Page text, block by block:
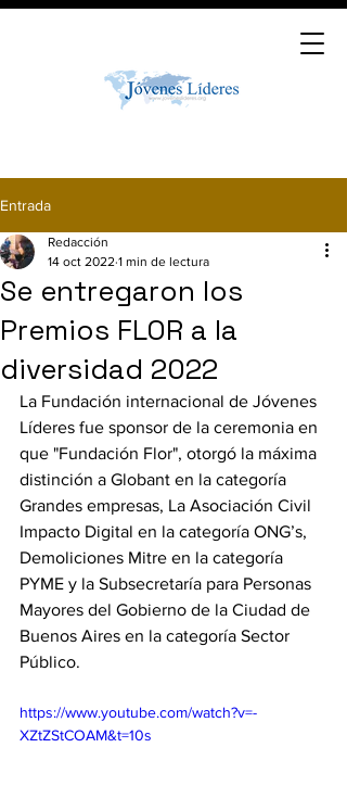
Entrada
Se entregaron los
Premios FLOR a la
diversidad 2022
Redacción
14 oct 2022 1 min de lectura
La Fundación internacional de Jóvenes
Líderes fue sponsor de la ceremonia en
que "Fundación Flor", otorgó la máxima
distinción a Globant en la categoría
Grandes empresas, La Asociación Civil
Impacto Digital en la categoría ONG’s,
Demoliciones Mitre en la categoría
PYME y la Subsecretaría para Personas
Mayores del Gobierno de la Ciudad de
Buenos Aires en la categoría Sector
Público.
https://www.youtube.com/watch?v=-
XZtZStCOAM&t=10s